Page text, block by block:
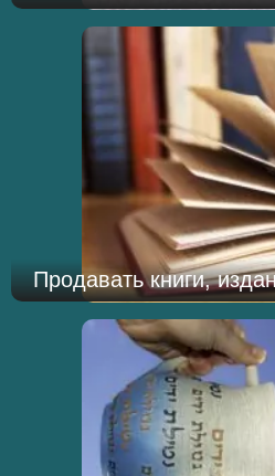
Продавать книги,